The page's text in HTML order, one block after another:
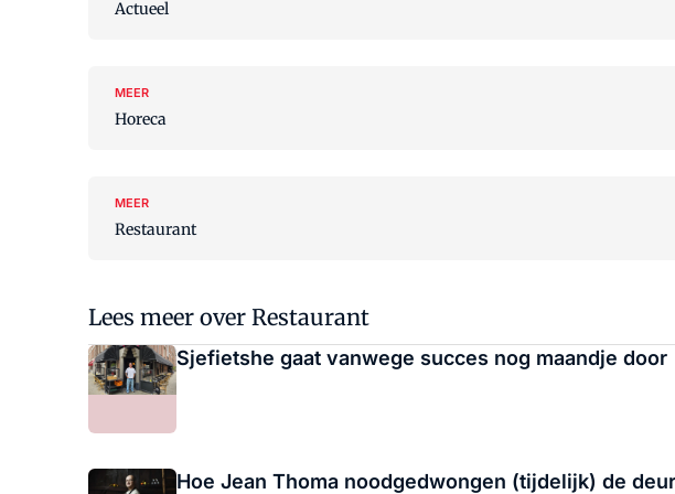
Actueel
MEER
Horeca
MEER
Restaurant
Lees meer over Restaurant
Sjefietshe gaat vanwege succes nog maandje door
Hoe Jean Thoma noodgedwongen (tijdelijk) de